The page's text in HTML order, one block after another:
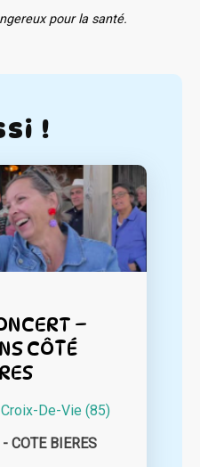
pour la santé.
!
–
CÔTÉ
De-Vie (85)
COTE BIERES